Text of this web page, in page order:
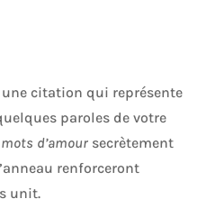
citation qui représente
paroles de votre
mots d’amoursecrètement
renforceront
unit.